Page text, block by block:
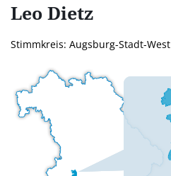
Leo Dietz
Stimmkreis: Augsburg-Stadt-West